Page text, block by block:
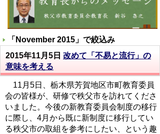
「 November 2015 」で絞込み
2015年11月5日 改めて「不易と流行」の
意味を考える
11月5日、栃木県芳賀地区市町教育委員
会の皆様が、研修で秩父市を訪れてくださ
いました。今後の新教育委員会制度の移行
に際し、4月から既に新制度に移行してい
る秩父市の取組を参考にしたい、という趣